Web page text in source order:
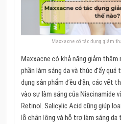
Maxxacne có tác dụng giảm
Maxxacne có khả năng giảm thâm
phần làm sáng da và thúc đẩy quá
dụng sản phẩm đều đặn, các vết
vào sự làm sáng của Niacinamide
Retinol. Salicylic Acid cũng giúp
lỗ chân lông và hỗ trợ làm sáng da